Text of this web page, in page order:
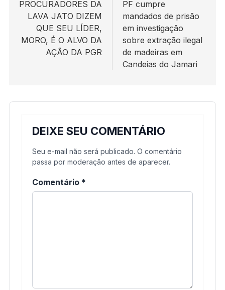
de
Post
PROCURADORES DA
LAVA JATO DIZEM
QUE SEU LÍDER,
MORO, É O ALVO DA
AÇÃO DA PGR
PF cumpre
mandados de prisão
em investigação
sobre extração ilegal
de madeiras em
Candeias do Jamari
DEIXE SEU COMENTÁRIO
Seu e-mail não será publicado. O comentário
passa por moderação antes de aparecer.
Comentário *